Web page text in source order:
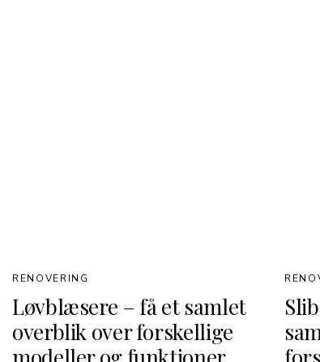
Løvblæsere – få et samlet
overblik over forskellige
RENOVERING